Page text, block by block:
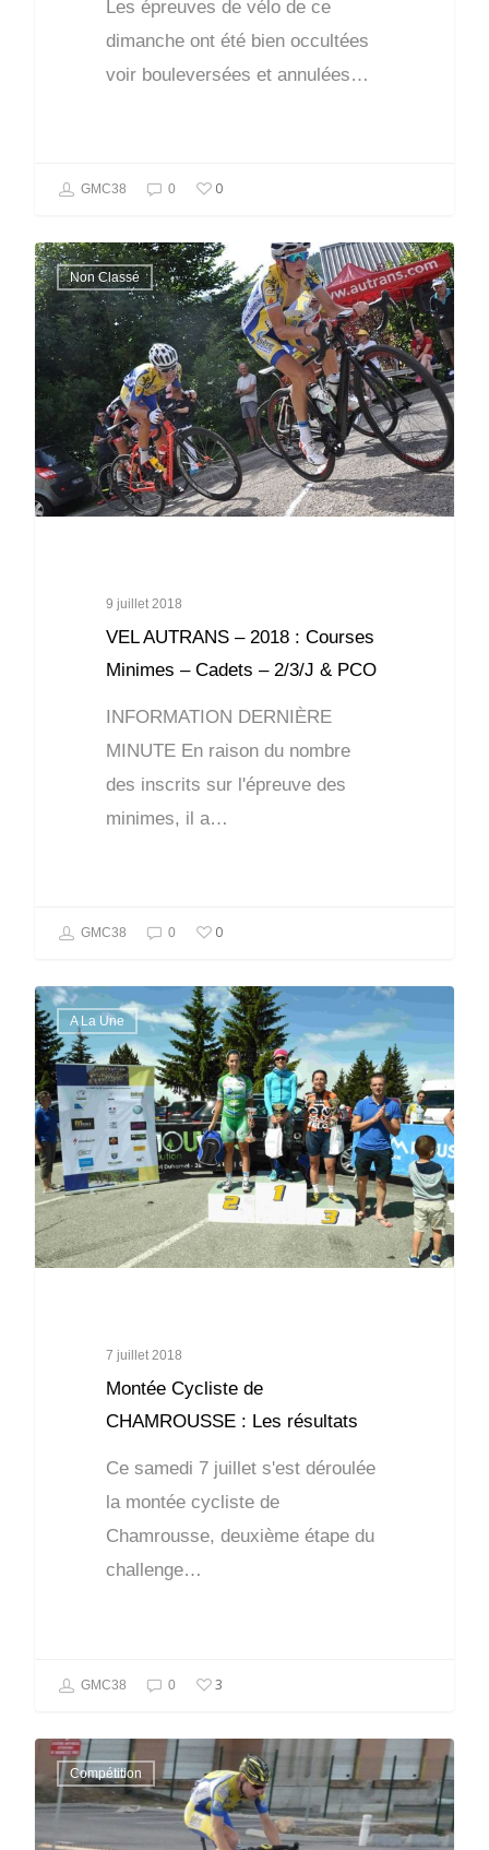
Les épreuves de vélo de ce
dimanche ont été bien occultées
voir bouleversées et annulées…
GMC38 0 0
Non Classé
9 juillet 2018
VEL AUTRANS – 2018 : Courses
Minimes – Cadets – 2/3/J & PCO
INFORMATION DERNIÈRE
MINUTE En raison du nombre
des inscrits sur l'épreuve des
minimes, il a…
GMC38 0 0
A La Une
7 juillet 2018
Montée Cycliste de
CHAMROUSSE : Les résultats
Ce samedi 7 juillet s'est déroulée
la montée cycliste de
Chamrousse, deuxième étape du
challenge…
GMC38 0 3
Compétition